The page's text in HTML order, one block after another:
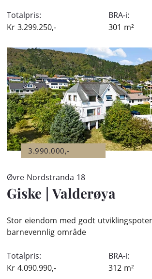
Totalpris:
Kr 3.299.250,-
BRA-i:
301 m²
3.990.000,-
Øvre Nordstranda 18
Giske | Valderøya
Stor eiendom med godt
barnevennlig område
Totalpris:
Kr 4.090.990,-
BRA-i:
312 m²